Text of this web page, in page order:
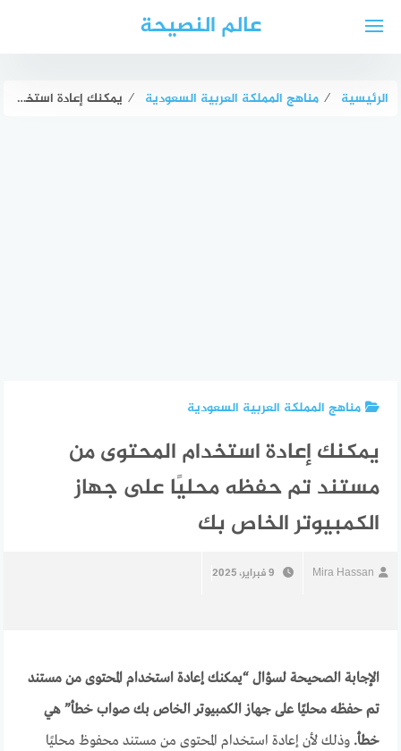
عالم النصيحة
الرئيسية ⁄ مناهج المملكة العربية السعودية ⁄ يمكنك إعادة استخدام المحتوى من مستند تم حفظه محليًا على جهاز الكمبيوتر الخاص بك
مناهج المملكة العربية السعودية
يمكنك إعادة استخدام المحتوى من
مستند تم حفظه محليًا على جهاز
الكمبيوتر الخاص بك
Mira Hassan 9 فبراير، 2025
الإجابة الصحيحة لسؤال “يمكنك إعادة استخدام المحتوى من مستند
تم حفظه محليًا على جهاز الكمبيوتر الخاص بك صواب خطأ” هي
خطأ. وذلك لأن إعادة استخدام المحتوى من مستند محفوظ محليًا